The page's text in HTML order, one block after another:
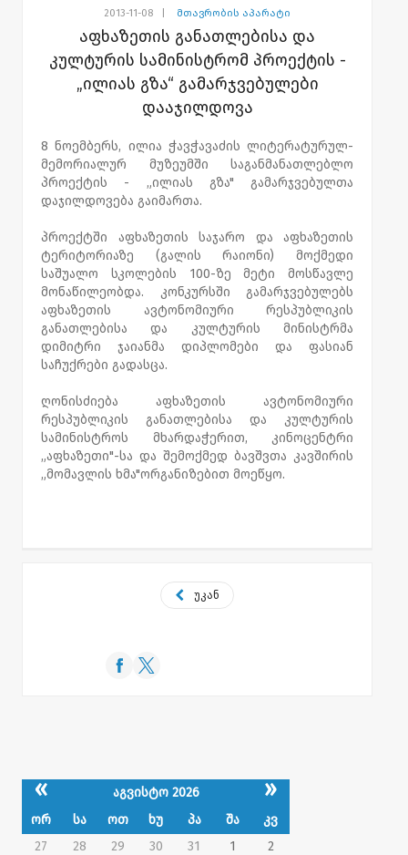
« აგვისტო 2026 »
ორ სა ოთ ხუ პა შა
კვ
27
28 29 30 31 1
2
2013-11-08 მთავრობის აპარატი
აფხაზეთის განათლებისა და
კულტურის სამინისტრომ პროექტის -
„ილიას გზა“ გამარჯვებულები
დააჯილდოვა
8 ნოემბერს, ილია ჭავჭავაძის ლიტერატურულ-
მემორიალურ მუზეუმში საგანმანათლებლო
პროექტის - „ილიას გზა" გამარჯვებულთა
დაჯილდოვება გაიმართა.
პროექტში აფხაზეთის საჯარო და აფხაზეთის
ტერიტორიაზე (გალის რაიონი) მოქმედი
საშუალო სკოლების 100-ზე მეტი მოსწავლე
მონაწილეობდა. კონკურსში გამარჯვებულებს
აფხაზეთის ავტონომიური რესპუბლიკის
განათლებისა და კულტურის მინისტრმა
დიმიტრი ჯაიანმა დიპლომები და ფასიან
საჩუქრები გადასცა.
ღონისძიება აფხაზეთის ავტონომიური
რესპუბლიკის განათლებისა და კულტურის
სამინისტროს მხარდაჭერით, კინოცენტრი
„აფხაზეთი"-სა და შემოქმედ ბავშვთა კავშირის
„მომავლის ხმა"ორგანიზებით მოეწყო.
უკან